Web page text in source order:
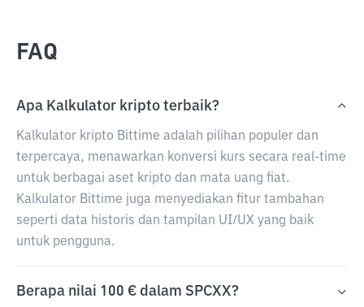
FAQ
Apa Kalkulator kripto terbaik?
Kalkulator kripto Bittime adalah pilihan populer dan
terpercaya, menawarkan konversi kurs secara real-time
untuk berbagai aset kripto dan mata uang fiat.
Kalkulator Bittime juga menyediakan fitur tambahan
seperti data historis dan tampilan UI/UX yang baik
untuk pengguna.
Berapa nilai 100 € dalam SPCXX?